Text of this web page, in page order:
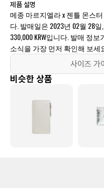
제품 설명
메종 마르지엘라 x 젠틀 몬스
다. 발매일은 2023년 02월 28
330,000 KRW입니다. 발매 정
소식을 가장 먼저 확인해 보세
사이즈 가
비슷한 상품